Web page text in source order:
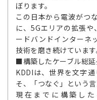
ぼります。
この日本から電波がつ
に、5Gエリアの拡張や
ードバンドインターネ
技術を磨き続けています
■構築したケーブル総
KDDIは、世界を文字
そ、「つなぐ」という
現在までに構築し